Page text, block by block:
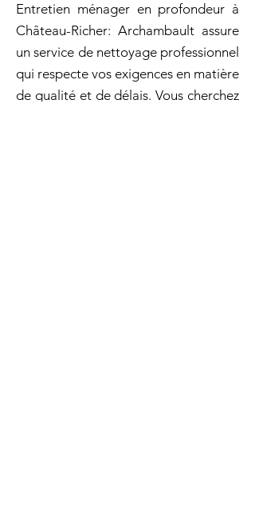
Entretien ménager en profondeur à
Château-Richer: Archambault assure
un service de nettoyage professionnel
qui respecte vos exigences en matière
de qualité et de délais. Vous cherchez